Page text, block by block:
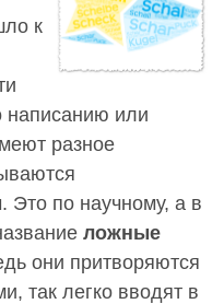
к
написанию или
разное
. Это по научному, а в
ложные
они притворяются
так легко вводят в